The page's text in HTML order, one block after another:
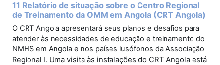
11 Relatório de situação sobre o Centro Regional
de Treinamento da OMM em Angola (CRT Angola)
O CRT Angola apresentará seus planos e desafios para
atender às necessidades de educação e treinamento do
NMHS em Angola e nos países lusófonos da Associação
Regional I. Uma visita às instalações do CRT Angola está